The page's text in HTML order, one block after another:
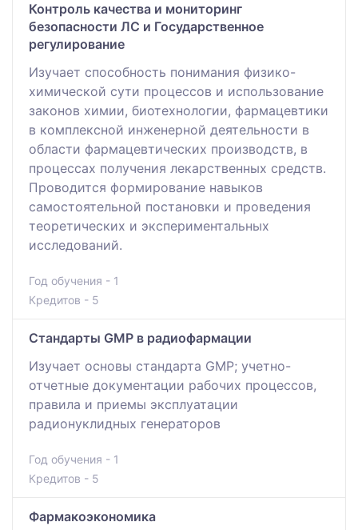
Контроль качества и мониторинг
безопасности ЛС и Государственное
регулирование
Изучает способность понимания физико-
химической сути процессов и использование
законов химии, биотехнологии, фармацевтики
в комплексной инженерной деятельности в
области фармацевтических производств, в
процессах получения лекарственных средств.
Проводится формирование навыков
самостоятельной постановки и проведения
теоретических и экспериментальных
исследований.
Год обучения - 1
Кредитов - 5
Стандарты GMP в радиофармации
Изучает основы стандарта GMP; учетно-
отчетные документации рабочих процессов,
правила и приемы эксплуатации
радионуклидных генераторов
Год обучения - 1
Кредитов - 5
Фармакоэкономика